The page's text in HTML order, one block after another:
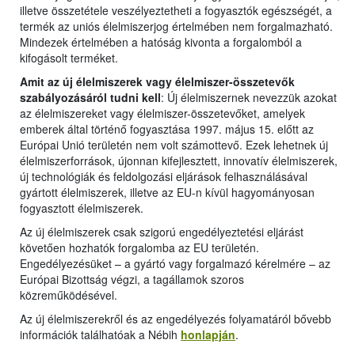
illetve összetétele veszélyeztetheti a fogyasztók egészségét, a
termék az uniós élelmiszerjog értelmében nem forgalmazható.
Mindezek értelmében a hatóság kivonta a forgalomból a
kifogásolt terméket.
Amit az új élelmiszerek vagy élelmiszer-összetevők
szabályozásáról tudni kell: Új élelmiszernek nevezzük azokat
az élelmiszereket vagy élelmiszer-összetevőket, amelyek
emberek által történő fogyasztása 1997. május 15. előtt az
Európai Unió területén nem volt számottevő. Ezek lehetnek új
élelmiszerforrások, újonnan kifejlesztett, innovatív élelmiszerek,
új technológiák és feldolgozási eljárások felhasználásával
gyártott élelmiszerek, illetve az EU-n kívül hagyományosan
fogyasztott élelmiszerek.
Az új élelmiszerek csak szigorú engedélyeztetési eljárást
követően hozhatók forgalomba az EU területén.
Engedélyezésüket – a gyártó vagy forgalmazó kérelmére – az
Európai Bizottság végzi, a tagállamok szoros
közreműködésével.
Az új élelmiszerekről és az engedélyezés folyamatáról bővebb
információk találhatóak a Nébih honlapján.